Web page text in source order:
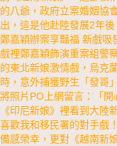
的八爺，政府立案婚姻協
出，這是他赴陸發展2年
鄭嘉穎辦案享豔福 新戲吸
戲裡鄭嘉穎飾演重案組警
的東北新娘激情戲，烏克
時，意外捕獲野生「發哥
將照片PO上網留言：「
《印尼新娘》裡看到大陸
喜歡我和移民署的對手戲
備感榮幸，更對《越南新